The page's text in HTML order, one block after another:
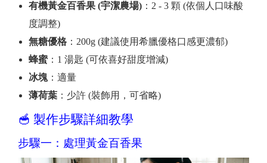
有機黃金百香果 (宇潔農場) ：2 - 3 顆 (依個人口味酸
度調整)
無糖優格 ：200g (建議使用希臘優格口感更濃郁)
蜂蜜：1 湯匙 (可依喜好甜度增減)
冰塊 ：適量
薄荷葉 ：少許 (裝飾用，可省略)
🥣 製作步驟詳細教學
步驟一：處理黃金百香果